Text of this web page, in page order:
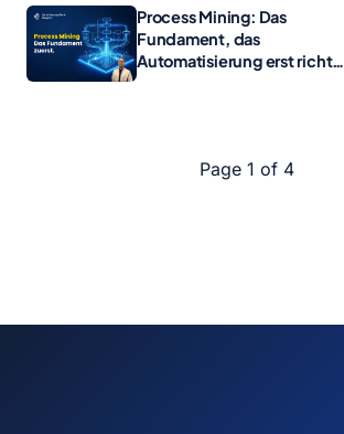
Process Mining: Das
Fundament, das
Automatisierung erst richtig
Page 1 of 4